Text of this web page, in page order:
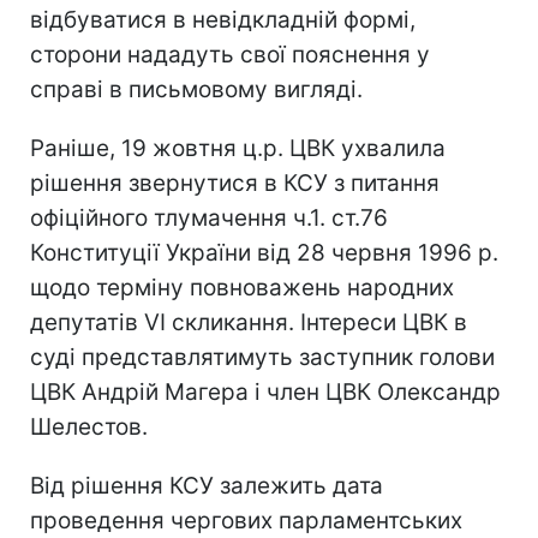
відбуватися в невідкладній формі,
сторони нададуть свої пояснення у
справі в письмовому вигляді.
Раніше, 19 жовтня ц.р. ЦВК ухвалила
рішення звернутися в КСУ з питання
офіційного тлумачення ч.1. ст.76
Конституції України від 28 червня 1996 р.
щодо терміну повноважень народних
депутатів VI скликання. Інтереси ЦВК в
суді представлятимуть заступник голови
ЦВК Андрій Магера і член ЦВК Олександр
Шелестов.
Від рішення КСУ залежить дата
проведення чергових парламентських